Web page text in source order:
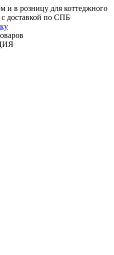
и в розницу для коттеджного
с доставкой по СПБ